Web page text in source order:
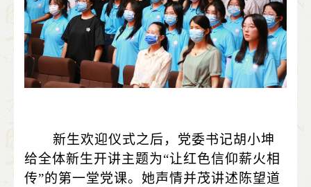
新生欢迎仪式之后，党委书记胡小坤
给全体新生开讲主题为“让红色信仰薪火相
传”的第一堂党课。她声情并茂讲述陈望道